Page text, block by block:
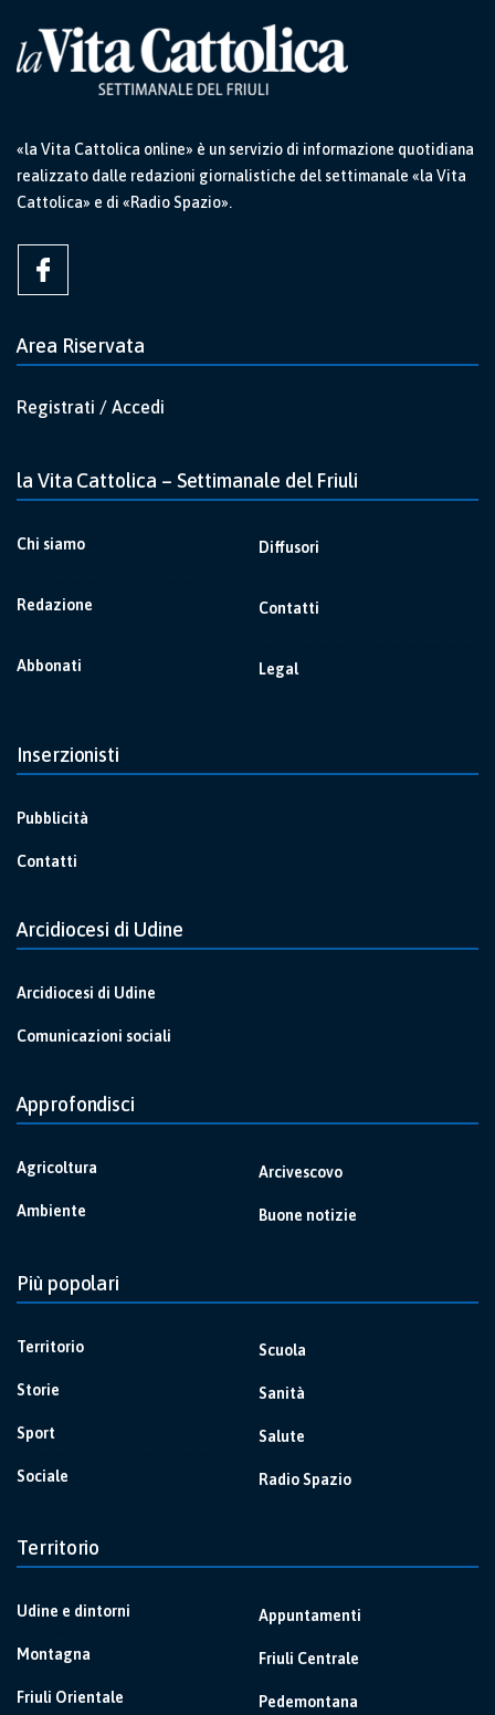
«la Vita Cattolica online» è un servizio di informazione quotidiana
realizzato dalle redazioni giornalistiche del settimanale «la Vita
Cattolica» e di «Radio Spazio».
Area Riservata
Registrati / Accedi
la Vita Cattolica – Settimanale del Friuli
Chi siamo
Redazione
Abbonati
Diffusori
Contatti
Legal
Inserzionisti
Pubblicità
Contatti
Arcidiocesi di Udine
Arcidiocesi di Udine
Comunicazioni sociali
Approfondisci
Agricoltura
Ambiente
Arcivescovo
Buone notizie
Più popolari
Territorio
Storie
Sport
Sociale
Scuola
Sanità
Salute
Radio Spazio
Territorio
Udine e dintorni
Montagna
Friuli Orientale
Appuntamenti
Friuli Centrale
Pedemontana